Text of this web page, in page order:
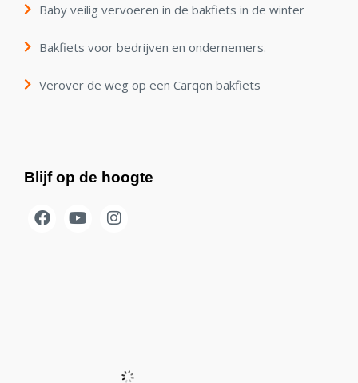
Baby veilig vervoeren in de bakfiets in de winter
Bakfiets voor bedrijven en ondernemers.
Verover de weg op een Carqon bakfiets
Blijf op de hoogte